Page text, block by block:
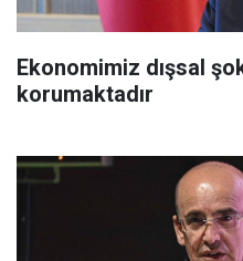
Ekonomimiz dışsal
korumaktadır